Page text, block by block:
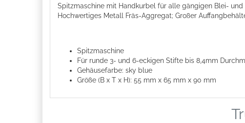
Spitzmaschine mit Handkurbel für alle gängigen Blei-
Hochwertiges Metall Fräs-Aggregat; Großer
Spitzmaschine
Für runde 3- und 6-eckigen Stifte bis 8,4mm
Gehäusefarbe: sky blue
Größe (B x T x H): 55 mm x 65 mm x 90 mm